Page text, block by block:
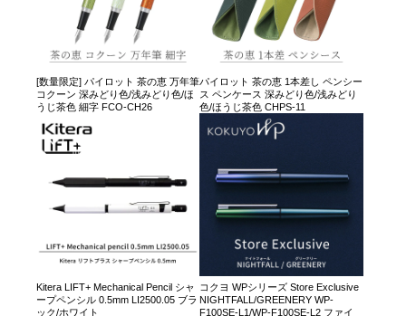
[数量限定] パイロット 茶の恵 万年筆
コクーン 深みどり色/浅みどり色/ほ
うじ茶色 細字 FCO-CH26
パイロット 茶の恵 1本差し ペンシー
ス ペンケース 深みどり色/浅みどり
色/ほうじ茶色 CHPS-11
Kitera LIFT+ Mechanical Pencil シャ
ープペンシル 0.5mm LI2500.05 ブラ
ック/ホワイト
コクヨ WPシリーズ Store Exclusive
NIGHTFALL/GREENERY WP-
F100SE-L1/WP-F100SE-L2 ファイ